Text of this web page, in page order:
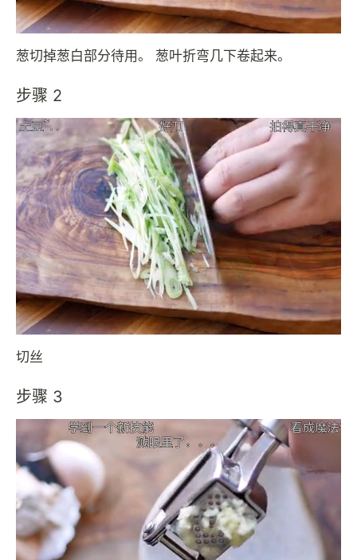
葱切掉葱白部分待用。 葱叶折弯几下卷起来。
步骤 2
切丝
步骤 3